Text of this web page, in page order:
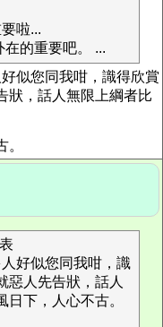
啦...
的重要吧。 ...
似您同我咁，識得欣賞
狀，話人無限上綱者比
好似您同我咁，識
惡人先告狀，話人
下，人心不古。